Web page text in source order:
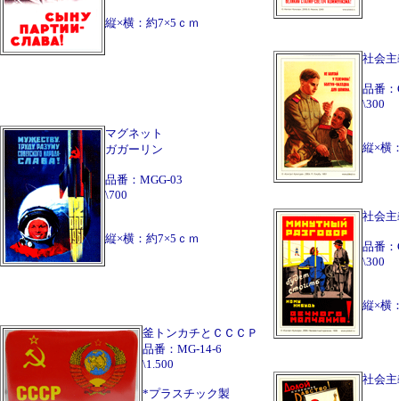
縦×横：約7×5ｃｍ
マグネット
ガガーリン
品番：MGG-03
\700
縦×横：約7×5ｃｍ
釜トンカチとＣＣＣＰ
品番：MG-14-6
\1.500
*プラスチック製
社会
品番
\300
縦×横
社会
品番
\300
縦×横
社会